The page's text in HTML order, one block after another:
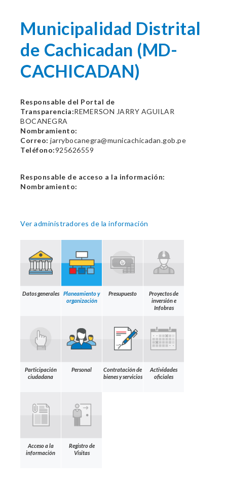
Municipalidad Distrital
de Cachicadan (MD-
CACHICADAN)
Responsable del Portal de
Transparencia:REMERSON JARRY AGUILAR
BOCANEGRA
Nombramiento:
Correo: jarrybocanegra@municachicadan.gob.pe
Teléfono:925626559
Responsable de acceso a la información:
Nombramiento:
Ver administradores de la información
Datos generales
Planeamiento y
organización
Presupuesto
Proyectos de
inversión e
Infobras
Participación
ciudadana
Personal
Contratación de
bienes y servicios
Actividades
oficiales
Acceso a la
información
Registro de
Visitas